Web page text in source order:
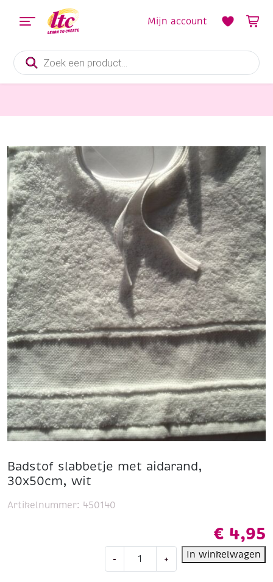
Producten
zoeken
Mijn account
Badstof slabbetje met aidarand,
30x50cm, wit
€ 4,95
- + In winkelwagen
Artikelnummer: 450140